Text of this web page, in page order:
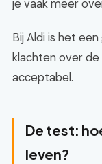
je vaak meer
Bij Aldi is het
klachten over de
acceptabel.
De test:
leven?